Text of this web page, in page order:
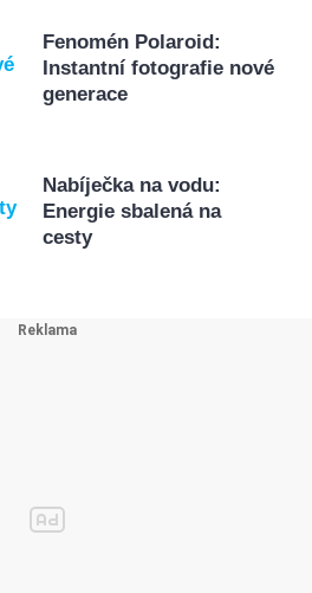
Fenomén Polaroid:
Instantní fotografie nové
generace
Nabíječka na vodu:
Energie sbalená na
cesty